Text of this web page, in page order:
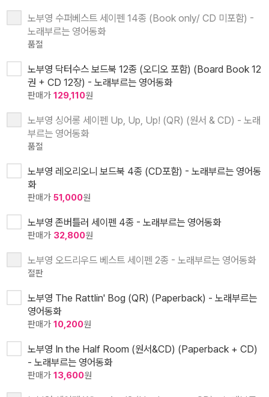
노부영 수퍼베스트 세이펜 14종 (Book only/ CD 미포함) -
노래부르는 영어동화
품절
노부영 닥터수스 보드북 12종 (오디오 포함) (Board Book 12
권 + CD 12장) - 노래부르는 영어동화
판매가 129,110원
노부영 싱어롱 세이펜 Up, Up, Up! (QR) (원서 & CD) - 노래
부르는 영어동화
품절
노부영 레오리오니 보드북 4종 (CD포함) - 노래부르는 영어동
화
판매가 51,000원
노부영 존버틀러 세이펜 4종 - 노래부르는 영어동화
판매가 32,800원
노부영 오드리우드 베스트 세이펜 2종 - 노래부르는 영어동화
절판
노부영 The Rattlin' Bog (QR) (Paperback) - 노래부르는
영어동화
판매가 10,200원
노부영 In the Half Room (원서&CD) (Paperback + CD)
- 노래부르는 영어동화
판매가 13,600원